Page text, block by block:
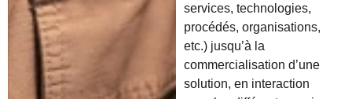
services, technologies,
procédés, organisations,
etc.) jusqu’à la
commercialisation d’une
solution, en interaction